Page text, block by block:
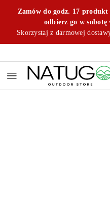
Przejdź do treści
Przejdź do
Przejdź do moje konto
Przejdź do menu
Przejdź do opisu
Przejdź do stopki
Zamów do godz. 17 produkt
odbierz go w sobotę
Skorzystaj z darmowej